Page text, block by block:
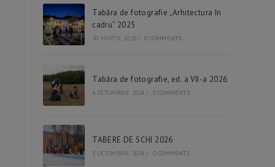
Tabăra de fotografie „Arhitectura în
cadru” 2025
20 MARTIE 2025 / 0 COMMENTS
Tabăra de fotografie, ed. a VII-a 2026
4 OCTOMBRIE 2024 / 0 COMMENTS
TABERE DE SCHI 2026
3 OCTOMBRIE 2024 / 0 COMMENTS